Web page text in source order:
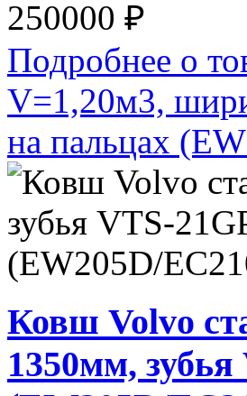
250000 ₽
Подробнее о
V=1,20м3,
на пальцах
Ковш Volvo
1350мм,